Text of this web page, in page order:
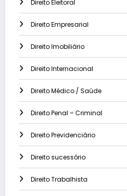
Direito Eleitoral
Direito Empresarial
Direito Imobiliário
Direito Internacional
Direito Médico / Saúde
Direito Penal – Criminal
Direito Previdenciário
Direito sucessório
Direito Trabalhista